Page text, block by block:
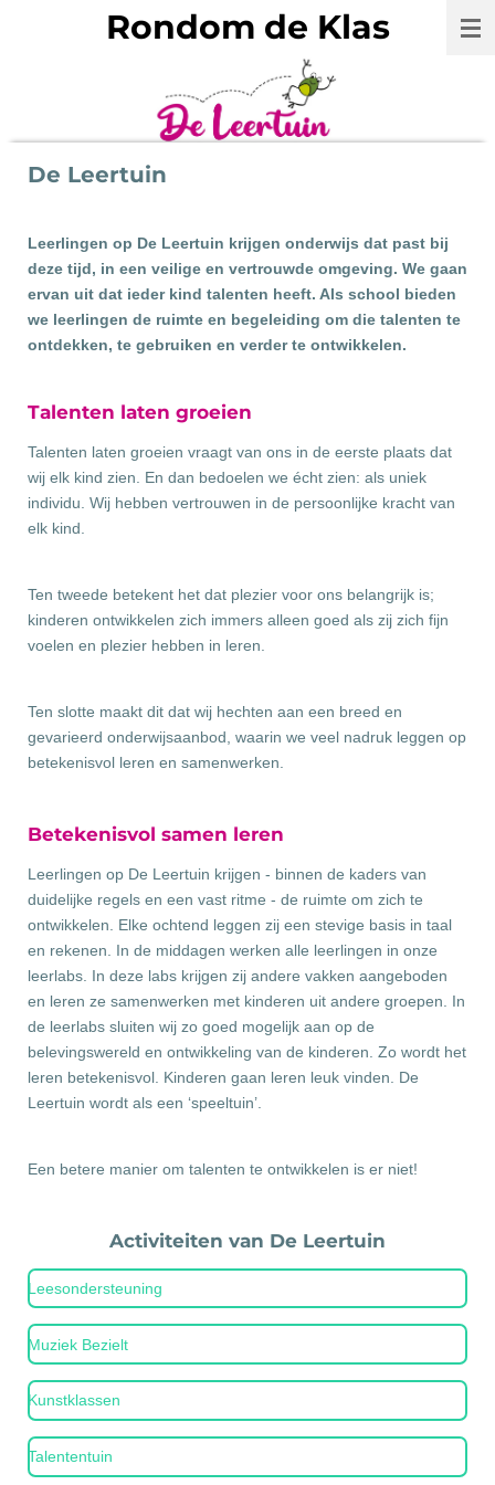
Rondom de Klas
De Leertuin
Leerlingen op De Leertuin krijgen onderwijs dat past bij
deze tijd, in een veilige en vertrouwde omgeving. We gaan
ervan uit dat ieder kind talenten heeft. Als school bieden
we leerlingen de ruimte en begeleiding om die talenten te
ontdekken, te gebruiken en verder te ontwikkelen.
Talenten laten groeien
Talenten laten groeien vraagt van ons in de eerste plaats dat
wij elk kind zien. En dan bedoelen we écht zien: als uniek
individu. Wij hebben vertrouwen in de persoonlijke kracht van
elk kind.
Ten tweede betekent het dat plezier voor ons belangrijk is;
kinderen ontwikkelen zich immers alleen goed als zij zich fijn
voelen en plezier hebben in leren.
Ten slotte maakt dit dat wij hechten aan een breed en
gevarieerd onderwijsaanbod, waarin we veel nadruk leggen op
betekenisvol leren en samenwerken.
Betekenisvol samen leren
Leerlingen op De Leertuin krijgen - binnen de kaders van
duidelijke regels en een vast ritme - de ruimte om zich te
ontwikkelen. Elke ochtend leggen zij een stevige basis in taal
en rekenen. In de middagen werken alle leerlingen in onze
leerlabs . In deze labs krijgen zij andere vakken aangeboden
en leren ze samenwerken met kinderen uit andere groepen. In
de leerlabs sluiten wij zo goed mogelijk aan op de
belevingswereld en ontwikkeling van de kinderen. Zo wordt het
leren betekenisvol. Kinderen gaan leren leuk vinden. De
Leertuin wordt als een ‘speeltuin’.
Een betere manier om talenten te ontwikkelen is er niet!
Activiteiten van De Leertuin
Leesondersteuning
Muziek Bezielt
Kunstklassen
Talententuin